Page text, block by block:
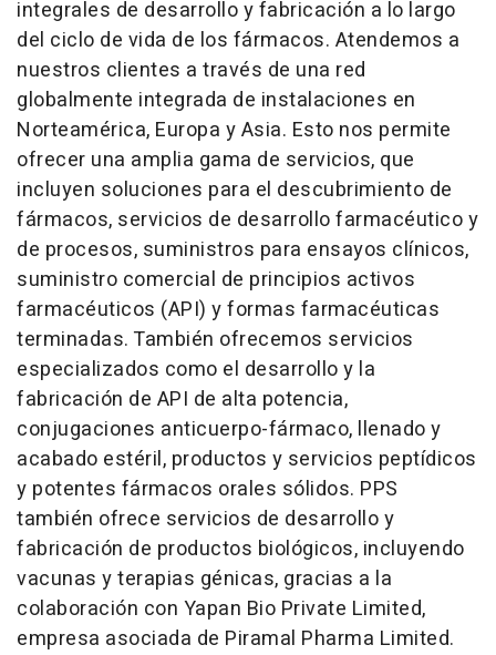
integrales de desarrollo y fabricación a lo largo
del ciclo de vida de los fármacos. Atendemos a
nuestros clientes a través de una red
globalmente integrada de instalaciones en
Norteamérica, Europa y Asia. Esto nos permite
ofrecer una amplia gama de servicios, que
incluyen soluciones para el descubrimiento de
fármacos, servicios de desarrollo farmacéutico y
de procesos, suministros para ensayos clínicos,
suministro comercial de principios activos
farmacéuticos (API) y formas farmacéuticas
terminadas. También ofrecemos servicios
especializados como el desarrollo y la
fabricación de API de alta potencia,
conjugaciones anticuerpo-fármaco, llenado y
acabado estéril, productos y servicios peptídicos
y potentes fármacos orales sólidos. PPS
también ofrece servicios de desarrollo y
fabricación de productos biológicos, incluyendo
vacunas y terapias génicas, gracias a la
colaboración con Yapan Bio Private Limited,
empresa asociada de Piramal Pharma Limited.